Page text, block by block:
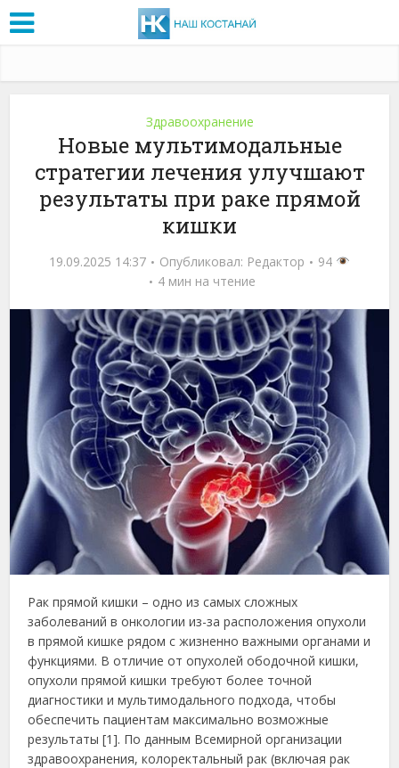
Здравоохранение
Новые мультимодальные
стратегии лечения улучшают
результаты при раке прямой
кишки
19.09.2025 14:37 Опубликовал: Редактор
94
4 мин на чтение
Рак прямой кишки – одно из самых сложных
заболеваний в онкологии из-за расположения опухоли
в прямой кишке рядом с жизненно важными органами и
функциями. В отличие от опухолей ободочной кишки,
опухоли прямой кишки требуют более точной
диагностики и мультимодального подхода, чтобы
обеспечить пациентам максимально возможные
результаты [1]. По данным Всемирной организации
здравоохранения, колоректальный рак (включая рак